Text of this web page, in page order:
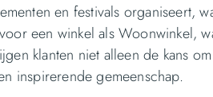
en festivals organiseert,
een winkel als Woonwinkel,
klanten niet alleen de kans
inspirerende gemeenschap.